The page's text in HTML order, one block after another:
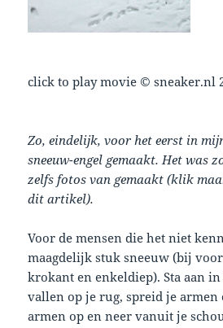
click to play movie © sneaker.nl
Zo, eindelijk, voor het eerst in
sneeuw-engel gemaakt. Het was
zelfs fotos van gemaakt (klik
dit artikel).
Voor de mensen die het niet
maagdelijk stuk sneeuw (bij
krokant en enkeldiep). Sta aan
vallen op je rug, spreid je armen
armen op en neer vanuit je